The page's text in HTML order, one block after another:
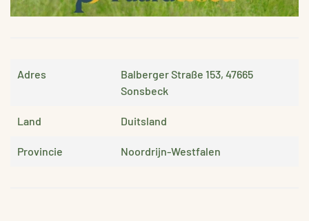
Adres
Balberger Straße 153, 47665
Sonsbeck
Land Duitsland
Provincie Noordrijn-Westfalen